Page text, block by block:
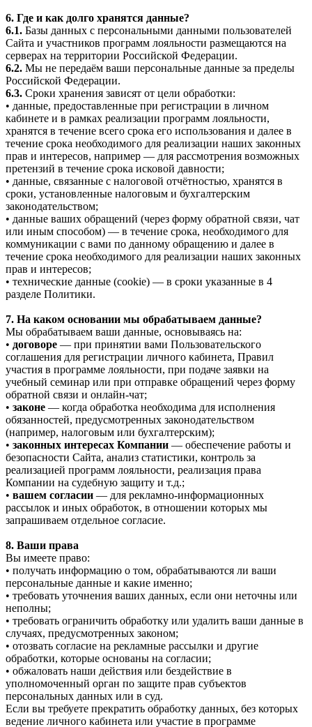
6. Где и как долго хранятся данные?
6.1. Базы данных с персональными данными пользователей
Сайта и участников программ лояльности размещаются на
серверах на территории Российской Федерации.
6.2. Мы не передаём ваши персональные данные за пределы
Российской Федерации.
6.3. Сроки хранения зависят от цели обработки:
• данные, предоставленные при регистрации в личном
кабинете и в рамках реализации программ лояльности,
хранятся в течение всего срока его использования и далее в
течение срока необходимого для реализации наших законных
прав и интересов, например — для рассмотрения возможных
претензий в течение срока исковой давности;
• данные, связанные с налоговой отчётностью, хранятся в
сроки, установленные налоговым и бухгалтерским
законодательством;
• данные ваших обращений (через форму обратной связи, чат
или иным способом) — в течение срока, необходимого для
коммуникации с вами по данному обращению и далее в
течение срока необходимого для реализации наших законных
прав и интересов;
• технические данные (cookie) — в сроки указанные в 4
разделе Политики.
7. На каком основании мы обрабатываем данные?
Мы обрабатываем ваши данные, основываясь на:
• договоре — при принятии вами Пользовательского
соглашения для регистрации личного кабинета, Правил
участия в программе лояльности, при подаче заявки на
учебный семинар или при отправке обращений через форму
обратной связи и онлайн-чат;
• законе — когда обработка необходима для исполнения
обязанностей, предусмотренных законодательством
(например, налоговым или бухгалтерским);
• законных интересах Компании — обеспечение работы и
безопасности Сайта, анализ статистики, контроль за
реализацией программ лояльности, реализация права
Компании на судебную защиту и т.д.;
• вашем согласии — для рекламно-информационных
рассылок и иных обработок, в отношении которых мы
запрашиваем отдельное согласие.
8. Ваши права
Вы имеете право:
• получать информацию о том, обрабатываются ли ваши
персональные данные и какие именно;
• требовать уточнения ваших данных, если они неточны или
неполны;
• требовать ограничить обработку или удалить ваши данные в
случаях, предусмотренных законом;
• отозвать согласие на рекламные рассылки и другие
обработки, которые основаны на согласии;
• обжаловать наши действия или бездействие в
уполномоченный орган по защите прав субъектов
персональных данных или в суд.
Если вы требуете прекратить обработку данных, без которых
ведение личного кабинета или участие в программе